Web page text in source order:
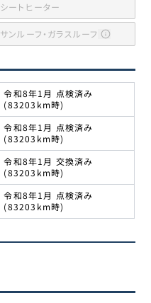
シートヒーター
サンルーフ・ガラスルーフ
令和8年1月 点検済み
(83203km時)
令和8年1月 点検済み
(83203km時)
令和8年1月 交換済み
(83203km時)
令和8年1月 点検済み
(83203km時)